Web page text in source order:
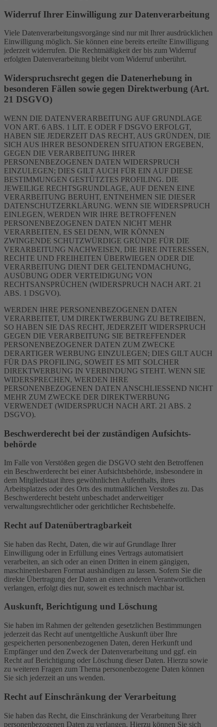
Widerruf Ihrer Einwilligung zur Datenverarbeitung
Viele Datenverarbeitungsvorgänge sind nur mit Ihrer ausdrücklichen
Einwilligung möglich. Sie können eine bereits erteilte Einwilligung
jederzeit widerrufen. Die Rechtmäßigkeit der bis zum Widerruf
erfolgten Datenverarbeitung bleibt vom Widerruf unberührt.
Widerspruchsrecht gegen die Datenerhebung in
besonderen Fällen sowie gegen Direktwerbung (Art.
21 DSGVO)
WENN DIE DATENVERARBEITUNG AUF GRUNDLAGE
VON ART. 6 ABS. 1 LIT. E ODER F DSGVO ERFOLGT,
HABEN SIE JEDERZEIT DAS RECHT, AUS GRÜNDEN, DIE
SICH AUS IHRER BESONDEREN SITUATION ERGEBEN,
GEGEN DIE VERARBEITUNG IHRER
PERSONENBEZOGENEN DATEN WIDERSPRUCH
EINZULEGEN; DIES GILT AUCH FÜR EIN AUF DIESE
BESTIMMUNGEN GESTÜTZTES PROFILING. DIE
JEWEILIGE RECHTSGRUNDLAGE, AUF DENEN EINE
VERARBEITUNG BERUHT, ENTNEHMEN SIE DIESER
DATENSCHUTZERKLÄRUNG. WENN SIE WIDERSPRUCH
EINLEGEN, WERDEN WIR IHRE BETROFFENEN
PERSONENBEZOGENEN DATEN NICHT MEHR
VERARBEITEN, ES SEI DENN, WIR KÖNNEN
ZWINGENDE SCHUTZWÜRDIGE GRÜNDE FÜR DIE
VERARBEITUNG NACHWEISEN, DIE IHRE INTERESSEN,
RECHTE UND FREIHEITEN ÜBERWIEGEN ODER DIE
VERARBEITUNG DIENT DER GELTENDMACHUNG,
AUSÜBUNG ODER VERTEIDIGUNG VON
RECHTSANSPRÜCHEN (WIDERSPRUCH NACH ART. 21
ABS. 1 DSGVO).
WERDEN IHRE PERSONENBEZOGENEN DATEN
VERARBEITET, UM DIREKTWERBUNG ZU BETREIBEN,
SO HABEN SIE DAS RECHT, JEDERZEIT WIDERSPRUCH
GEGEN DIE VERARBEITUNG SIE BETREFFENDER
PERSONENBEZOGENER DATEN ZUM ZWECKE
DERARTIGER WERBUNG EINZULEGEN; DIES GILT AUCH
FÜR DAS PROFILING, SOWEIT ES MIT SOLCHER
DIREKTWERBUNG IN VERBINDUNG STEHT. WENN SIE
WIDERSPRECHEN, WERDEN IHRE
PERSONENBEZOGENEN DATEN ANSCHLIESSEND NICHT
MEHR ZUM ZWECKE DER DIREKTWERBUNG
VERWENDET (WIDERSPRUCH NACH ART. 21 ABS. 2
DSGVO).
Beschwerde­recht bei der zuständigen Aufsichts­
behörde
Im Falle von Verstößen gegen die DSGVO steht den Betroffenen
ein Beschwerderecht bei einer Aufsichtsbehörde, insbesondere in
dem Mitgliedstaat ihres gewöhnlichen Aufenthalts, ihres
Arbeitsplatzes oder des Orts des mutmaßlichen Verstoßes zu. Das
Beschwerderecht besteht unbeschadet anderweitiger
verwaltungsrechtlicher oder gerichtlicher Rechtsbehelfe.
Recht auf Daten­übertrag­barkeit
Sie haben das Recht, Daten, die wir auf Grundlage Ihrer
Einwilligung oder in Erfüllung eines Vertrags automatisiert
verarbeiten, an sich oder an einen Dritten in einem gängigen,
maschinenlesbaren Format aushändigen zu lassen. Sofern Sie die
direkte Übertragung der Daten an einen anderen Verantwortlichen
verlangen, erfolgt dies nur, soweit es technisch machbar ist.
Auskunft, Berichtigung und Löschung
Sie haben im Rahmen der geltenden gesetzlichen Bestimmungen
jederzeit das Recht auf unentgeltliche Auskunft über Ihre
gespeicherten personenbezogenen Daten, deren Herkunft und
Empfänger und den Zweck der Datenverarbeitung und ggf. ein
Recht auf Berichtigung oder Löschung dieser Daten. Hierzu sowie
zu weiteren Fragen zum Thema personenbezogene Daten können
Sie sich jederzeit an uns wenden.
Recht auf Einschränkung der Verarbeitung
Sie haben das Recht, die Einschränkung der Verarbeitung Ihrer
personenbezogenen Daten zu verlangen. Hierzu können Sie sich